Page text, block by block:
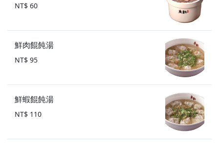
NT$ 60
鮮肉餛飩湯
NT$ 95
鮮蝦餛飩湯
NT$ 110